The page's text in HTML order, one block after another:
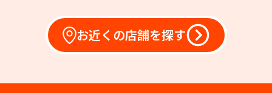
お近くの店舗を探す